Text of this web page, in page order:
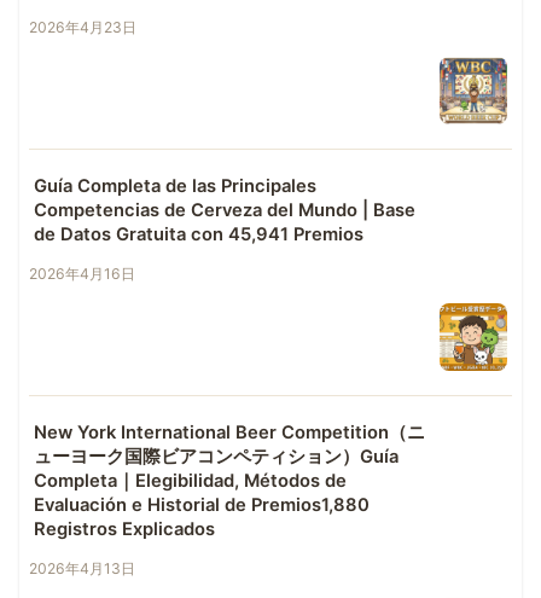
2026年4月23日
Guía Completa de las Principales
Competencias de Cerveza del Mundo | Base
de Datos Gratuita con 45,941 Premios
2026年4月16日
New York International Beer Competition（ニ
ューヨーク国際ビアコンペティション）Guía
Completa｜Elegibilidad, Métodos de
Evaluación e Historial de Premios1,880
Registros Explicados
2026年4月13日